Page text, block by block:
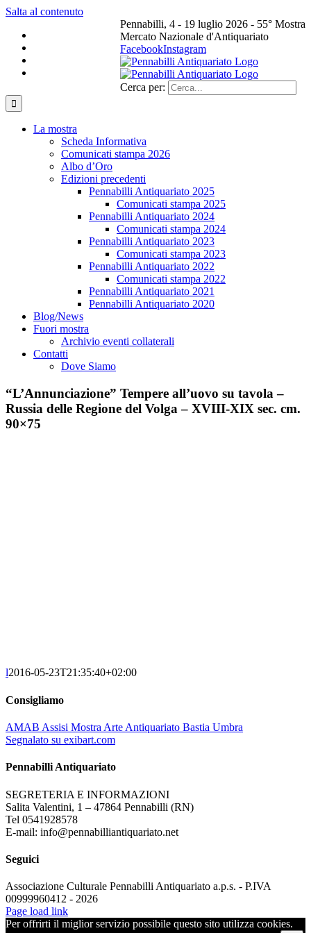
Salta al contenuto
Pennabilli, 4 - 19 luglio 2026 - 55° Mostra
Mercato Nazionale d'Antiquariato
FacebookInstagram
Cerca per:
La mostra
Scheda Informativa
Comunicati stampa 2026
Albo d’Oro
Edizioni precedenti
Pennabilli Antiquariato 2025
Comunicati stampa 2025
Pennabilli Antiquariato 2024
Comunicati stampa 2024
Pennabilli Antiquariato 2023
Comunicati stampa 2023
Pennabilli Antiquariato 2022
Comunicati stampa 2022
Pennabilli Antiquariato 2021
Pennabilli Antiquariato 2020
Blog/News
Fuori mostra
Archivio eventi collaterali
Contatti
Dove Siamo
“L’Annunciazione” Tempere all’uovo su tavola –
Russia delle Regione del Volga – XVIII-XIX sec. cm.
90×75
l2016-05-23T21:35:40+02:00
Consigliamo
AMAB Assisi Mostra Arte Antiquariato Bastia Umbra
Segnalato su exibart.com
Pennabilli Antiquariato
SEGRETERIA E INFORMAZIONI
Salita Valentini, 1 – 47864 Pennabilli (RN)
Tel 0541928578
E-mail: info@pennabilliantiquariato.net
Seguici
Associazione Culturale Pennabilli Antiquariato a.p.s. - P.IVA
00999960412 - 2026
Page load link
Per offrirti il miglior servizio possibile questo sito utilizza cookies.